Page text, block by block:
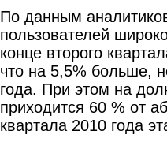
По данным
пользователей
конце второго
что на 5,5% больше,
года. При этом на
приходится 60 % от
квартала 2010 года